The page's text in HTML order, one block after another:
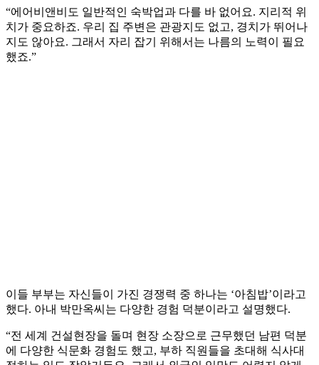
“에어비앤비도 일반적인 숙박업과 다를 바 없어요. 지리적 위
치가 중요하죠. 우리 집 주변은 관광지도 없고, 경치가 뛰어나
지도 않아요. 그래서 자리 잡기 위해서는 나름의 노력이 필요
했죠.”
이들 부부는 자신들이 가진 경쟁력 중 하나는 ‘아침밥’이라고
했다. 아내 박만옥씨는 다양한 경험 덕분이라고 설명했다.
“전 세계 건설현장을 돌며 현장 소장으로 근무했던 남편 덕분
에 다양한 식문화 경험도 했고, 부하 직원들을 초대해 식사대